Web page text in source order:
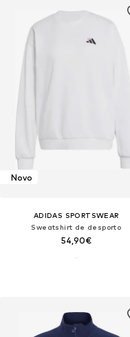
Novo
ADIDAS SPORTSWEAR
Sweatshirt de desporto
54,90€